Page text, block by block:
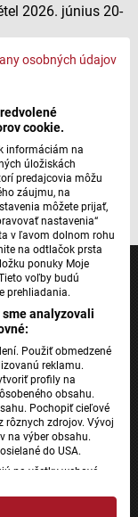
osobných údajov
cookie.
informáciám na
úložiskách
predajcovia môžu
záujmu, na
môžete prijať,
nastavenia“
v ľavom dolnom rohu
na odtlačok prsta
ponuky Moje
voľby budú
prehliadania.
analyzovali
Použiť obmedzené
reklamu.
profily na
obsahu.
Pochopiť cieľové
zdrojov. Vývoj
na výber obsahu.
do USA.
na všetky webové
RTVS, Hudobné
Slovensky, Rádio
2026. június 20-
és azApple
is.